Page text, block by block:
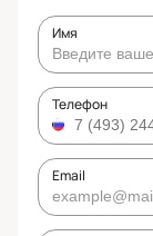
Имя
Телефон
Email